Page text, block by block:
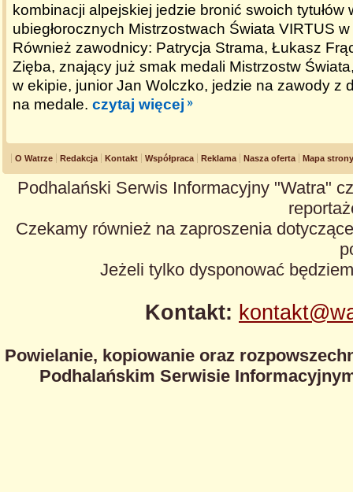
kombinacji alpejskiej jedzie bronić swoich tytułów
ubiegłorocznych Mistrzostwach Świata VIRTUS
Również zawodnicy: Patrycja Strama, Łukasz
Zięba, znający już smak medali Mistrzostw
w ekipie, junior Jan Wolczko, jedzie na zawody z
na medale. czytaj więcej
O Watrze Redakcja Kontakt Współpraca Reklama Nasza oferta Mapa strony
Podhalański Serwis Informacyjny "Watra"
Czekamy również na zaproszenia
Jeżeli tylko dysponować
Kontakt:
Powielanie, kopiowanie oraz
Podhalańskim Serwisie